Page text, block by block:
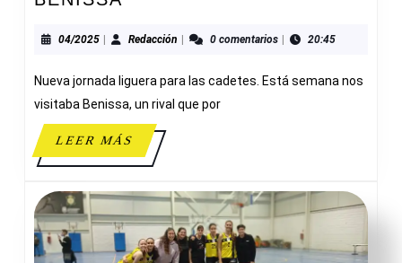
A
47
BENISSA
04/202504/2025Redacción Redacción0 comentarios 20:45
Nueva jornada liguera para las cadetes. Está semana nos
visitaba Benissa, un rival que por
LEER MÁSLEER
MÁS